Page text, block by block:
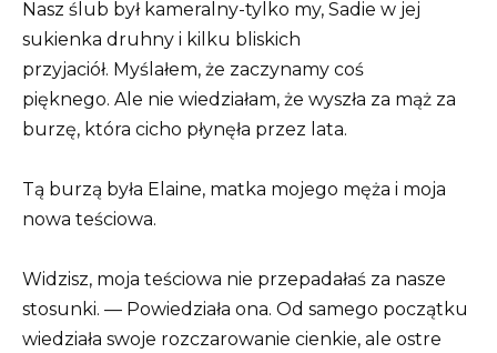
Nasz ślub był kameralny-tylko my, Sadie w jej
sukienka druhny i kilku bliskich
przyjaciół. Myślałem, że zaczynamy coś
pięknego. Ale nie wiedziałam, że wyszła za mąż za
burzę, która cicho płynęła przez lata.
Tą burzą była Elaine, matka mojego męża i moja
nowa teściowa.
Widzisz, moja teściowa nie przepadałaś za nasze
stosunki. — Powiedziała ona. Od samego początku
wiedziała swoje rozczarowanie cienkie, ale ostre